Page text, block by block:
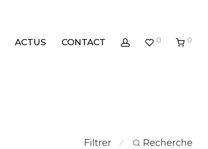
ACTUS CONTACT 0 0
Filtrer ⁄ Recherche